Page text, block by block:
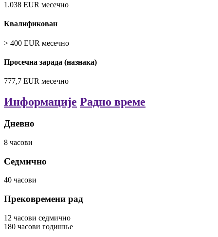
1.038 EUR месечно
Квалификован
> 400 EUR месечно
Просечна зарада (назнака)
777,7 EUR месечно
Информације Радно време
Дневно
8 часови
Седмично
40 часови
Прековремени рад
12 часови седмично
180 часови годишње